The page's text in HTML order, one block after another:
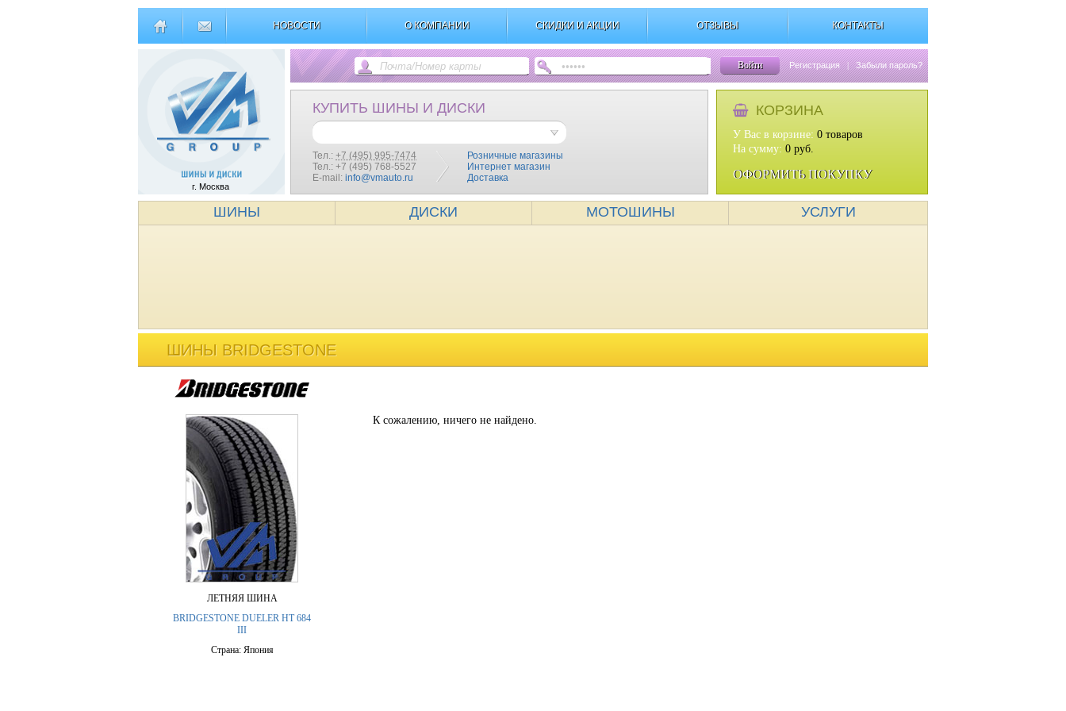
НОВОСТИ О КОМПАНИИ СКИДКИ И АКЦИИ ОТЗЫВЫ КОНТАКТЫ
г. Москва
Войти Регистрация | Забыли пароль?
КУПИТЬ ШИНЫ И ДИСКИ
Тел.: +7 (495) 995-7474
Тел.: +7 (495) 768-5527
E-mail: info@vmauto.ru
Розничные магазины
Интернет магазин
Доставка
КОРЗИНА
У Вас в корзине: 0 товаров
На сумму: 0 руб.
ОФОРМИТЬ ПОКУПКУ
ШИНЫ ДИСКИ МОТОШИНЫ УСЛУГИ
ШИНЫ BRIDGESTONE
ЛЕТНЯЯ ШИНА
BRIDGESTONE DUELER HT 684
III
Страна: Япония
К сожалению, ничего не найдено.